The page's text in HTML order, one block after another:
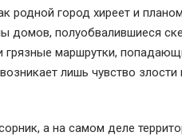
родной город хиреет и
домов, полуобвалившиеся
грязные маршрутки,
лишь чувство злости
а на самом деле